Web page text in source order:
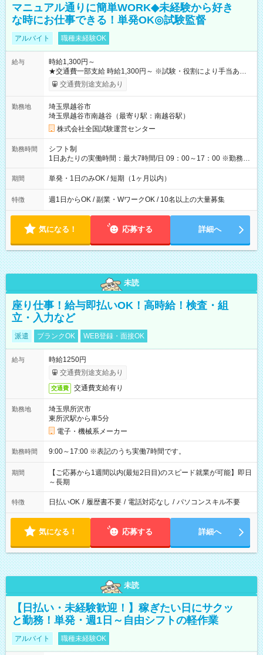
マニュアル通りに簡単WORK◆未経験から好き
な時にお仕事できる！単発OK◎試験監督
アルバイト 職種未経験OK
給与
時給1,300円～
★交通費一部支給 時給1,300円～ ※試験・役割により手当あり
※勤務回数により昇給あり 【即給（前払い）オプションあ
り！】 希望される場合、勤務から1週間ほどで給与の一部を受け
例】 ・河合塾模擬試験 8:30～17:30（休憩1時間） 時給1,300円
×8時間＝日収10,400円＋交通費 ※当日の役割により時給＋100
円の場合あり ・国家試験 7:00～13:30（休憩なし） 時給1,300
円（役割手当＋100円）×6時間＝日収8,400円＋交通費 【試用期
間】試用期間なし
交通費別途支給あり
勤務地
埼玉県越谷市
埼玉県越谷市南越谷（最寄り駅：南越谷駅）
株式会社全国試験運営センター
勤務時間
シフト制
1日あたりの実働時間：最大7時間/日 09：00～17：00 ※勤務時
間は 試験により異なります。
期間 単発・1日のみOK / 短期（1ヶ月以内）
特徴 週1日からOK / 副業・WワークOK / 10名以上の大量募集
気になる！ 応募する 詳細へ
未読
座り仕事！給与即払いOK！高時給！検査・組
立・入力など
派遣 ブランクOK WEB登録・面接OK
給与
時給1250円
交通費別途支給あり
交通費 交通費支給有り
勤務地
埼玉県所沢市
東所沢駅から車5分
電子・機械系メーカー
勤務時間 9:00～17:00 ※表記のうち実働7時間です。
期間
【ご応募から1週間以内(最短2日目)のスピード就業が可能】即日
～長期
特徴 日払いOK / 履歴書不要 / 電話対応なし / パソコンスキル不要
気になる！ 応募する 詳細へ
未読
【日払い・未経験歓迎！】稼ぎたい日にサクッ
と勤務！単発・週1日～自由シフトの軽作業
アルバイト 職種未経験OK